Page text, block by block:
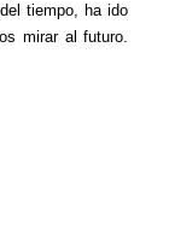
tiempo, ha ido
mirar al futuro.